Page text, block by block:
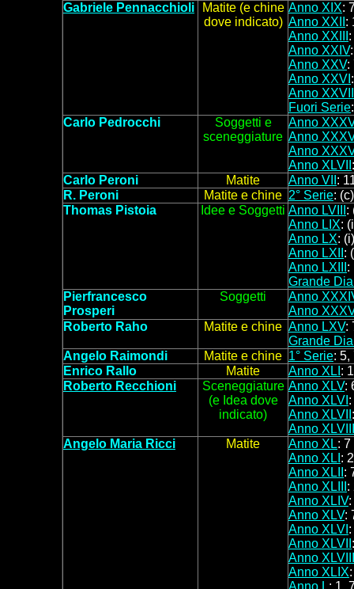
Gabriele Pennacchioli
Matite (e chine
dove indicato)
Anno XIX:
Anno XXII :
Anno XXIII
Anno XXIV
Anno XXV:
Anno XXVI
Anno XXVII
Fuori Serie
Carlo Pedrocchi
Soggetti e
sceneggiature
Anno
Anno
Anno
Anno XLVII
Carlo Peroni
Matite Anno VII :
R. Peroni Matite e chine 2° Serie:
Thomas Pistoia Idee e Soggetti Anno LVIII :
Anno LIX:
Anno LX:
Anno LXII :
Anno LXIII :
Grande
Pierfrancesco
Prosperi
Soggetti
Anno
Anno
Roberto Raho
Matite e chine Anno LXV:
Grande
Angelo Raimondi
Matite e chine 1° Serie: 5,
Enrico Rallo
Matite Anno XLI : 1
Roberto Recchioni
Sceneggiature
(e Idea dove
indicato)
Anno XLV:
Anno XLVI
Anno XLVII
Anno XLVIII
Angelo Maria Ricci
Matite Anno XL: 7
Anno XLI :
Anno XLII :
Anno XLIII :
Anno XLIV:
Anno XLV:
Anno XLVI
Anno XLVII
Anno XLVIII
Anno XLIX
Anno L : 1,